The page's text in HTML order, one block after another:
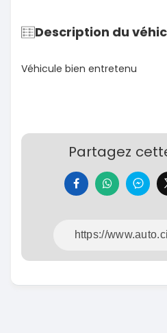
Description du
Véhicule bien entretenu
Partagez